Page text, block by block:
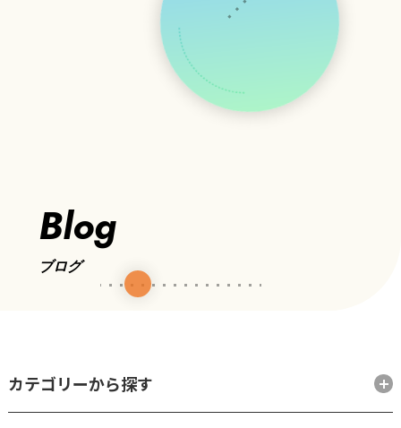
Blog
ブログ
カテゴリーから探す